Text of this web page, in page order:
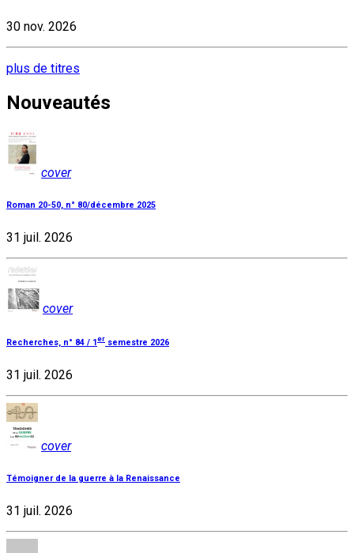
30 nov. 2026
plus de titres
Nouveautés
cover
Roman 20-50, n° 80/décembre 2025
31 juil. 2026
cover
Recherches, n° 84 / 1 er semestre 2026
31 juil. 2026
cover
Témoigner de la guerre à la Renaissance
31 juil. 2026